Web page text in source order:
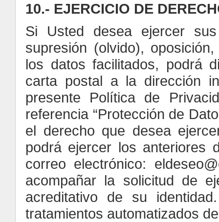
10.- EJERCICIO DE
Si Usted desea ejercer
supresión (olvido),
los datos facilitados, podrá
carta postal a la dirección
presente Política de
referencia “Protección de
el derecho que desea
podrá ejercer los anteriores
correo electrónico:
acompañar la solicitud de
acreditativo de su
tratamientos automatizados